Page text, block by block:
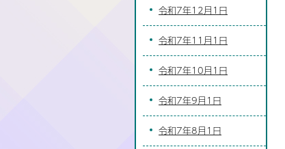
令和7年12月1日
令和7年11月1日
令和7年10月1日
令和7年9月1日
令和7年8月1日